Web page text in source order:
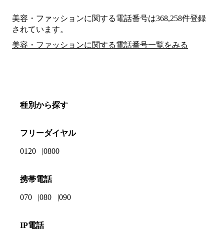
美容・ファッションに関する電話番号は368,258件登録
されています。
美容・ファッションに関する電話番号一覧をみる
種別から探す
フリーダイヤル
0120 0800
携帯電話
070 080 090
IP電話